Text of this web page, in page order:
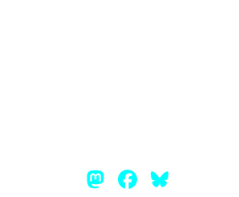
Mastodon
Facebook